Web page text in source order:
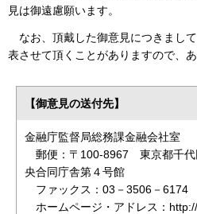
見は御遠慮願います。
なお、頂戴した御意見につきまし
表させて頂くことがありますので、
【御意見の送付先】
金融庁監督局総務課金融会社室
郵便：〒100-8967 東京都千
央合同庁舎第４号館
ファックス：03－3506－6174
ホームページ・アドレス：